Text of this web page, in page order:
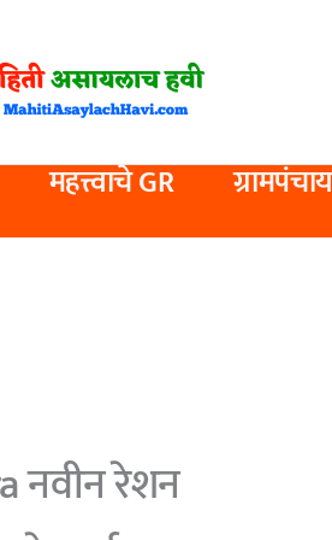
महत्त्वाचे GR
नवीन रेशन